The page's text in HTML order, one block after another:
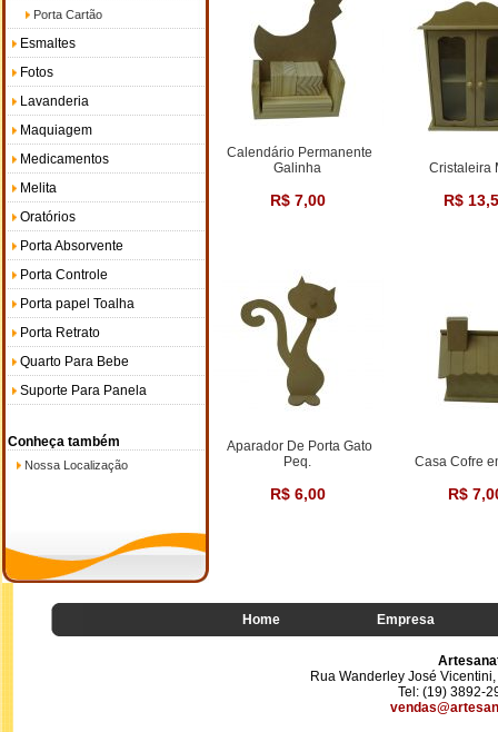
Porta Cartão
Esmaltes
Fotos
Lavanderia
Maquiagem
Medicamentos
Melita
Oratórios
Porta Absorvente
Porta Controle
Porta papel Toalha
Porta Retrato
Quarto Para Bebe
Suporte Para Panela
Conheça também
Nossa Localização
Calendário Permanente
Galinha
R$ 7,00
Cristaleira
R$
Aparador De Porta Gato
Peq.
R$ 6,00
Casa Cofre
R$
Home Empresa
Rua Wanderley José
Tel: (19) 3892-